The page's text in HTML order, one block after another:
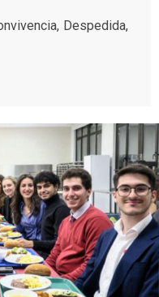
, Despedida,